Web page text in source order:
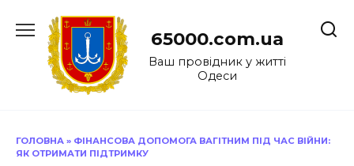
до
65000.com.ua
Ваш провідник у житті
Одеси
ГОЛОВНА » ФІНАНСОВА ДОПОМОГА ВАГІТНИМ ПІД ЧАС ВІЙНИ:
ЯК ОТРИМАТИ ПІДТРИМКУ